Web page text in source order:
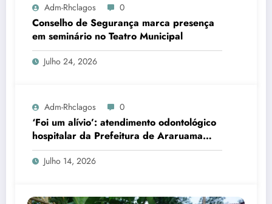
Adm-Rhclagos 0
Conselho de Segurança marca presença
em seminário no Teatro Municipal
Julho 24, 2026
Adm-Rhclagos 0
‘Foi um alívio’: atendimento odontológico
hospitalar da Prefeitura de Araruama
transforma rotina de famílias atípicas
Julho 14, 2026